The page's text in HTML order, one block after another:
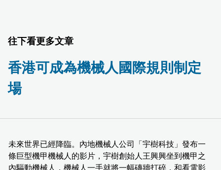
往下看更多文章
香港可成為機械人國際規則制定
場
未來世界已經降臨。內地機械人公司「宇樹科技」發布一
條巨型機甲機械人的影片，宇樹創始人王興興坐到機甲之
內驅動機械人，機械人一手就將一幅磚牆打碎，和看電影